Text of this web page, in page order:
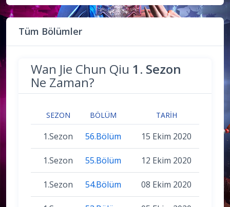
Tüm Bölümler
Wan Jie Chun Qiu 1. Sezon
Ne Zaman?
SEZON BÖLÜM TARIH
1.Sezon 56.Bölüm 15 Ekim 2020
1.Sezon 55.Bölüm 12 Ekim 2020
1.Sezon 54.Bölüm 08 Ekim 2020